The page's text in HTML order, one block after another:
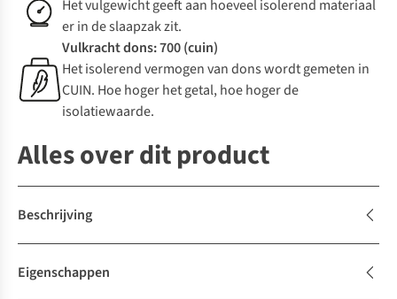
Het vulgewicht geeft aan hoeveel isolerend materiaal
er in de slaapzak zit.
Vulkracht dons: 700 (cuin)
Het isolerend vermogen van dons wordt gemeten in
CUIN. Hoe hoger het getal, hoe hoger de
isolatiewaarde.
Alles over dit product
Beschrijving
Eigenschappen